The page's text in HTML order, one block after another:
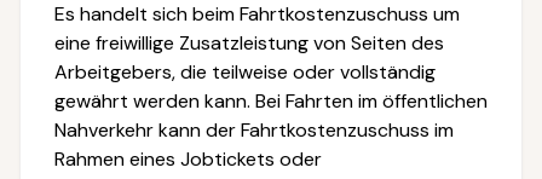
Es handelt sich beim Fahrtkostenzuschuss um
eine freiwillige Zusatzleistung von Seiten des
Arbeitgebers, die teilweise oder vollständig
gewährt werden kann. Bei Fahrten im öffentlichen
Nahverkehr kann der Fahrtkostenzuschuss im
Rahmen eines Jobtickets oder